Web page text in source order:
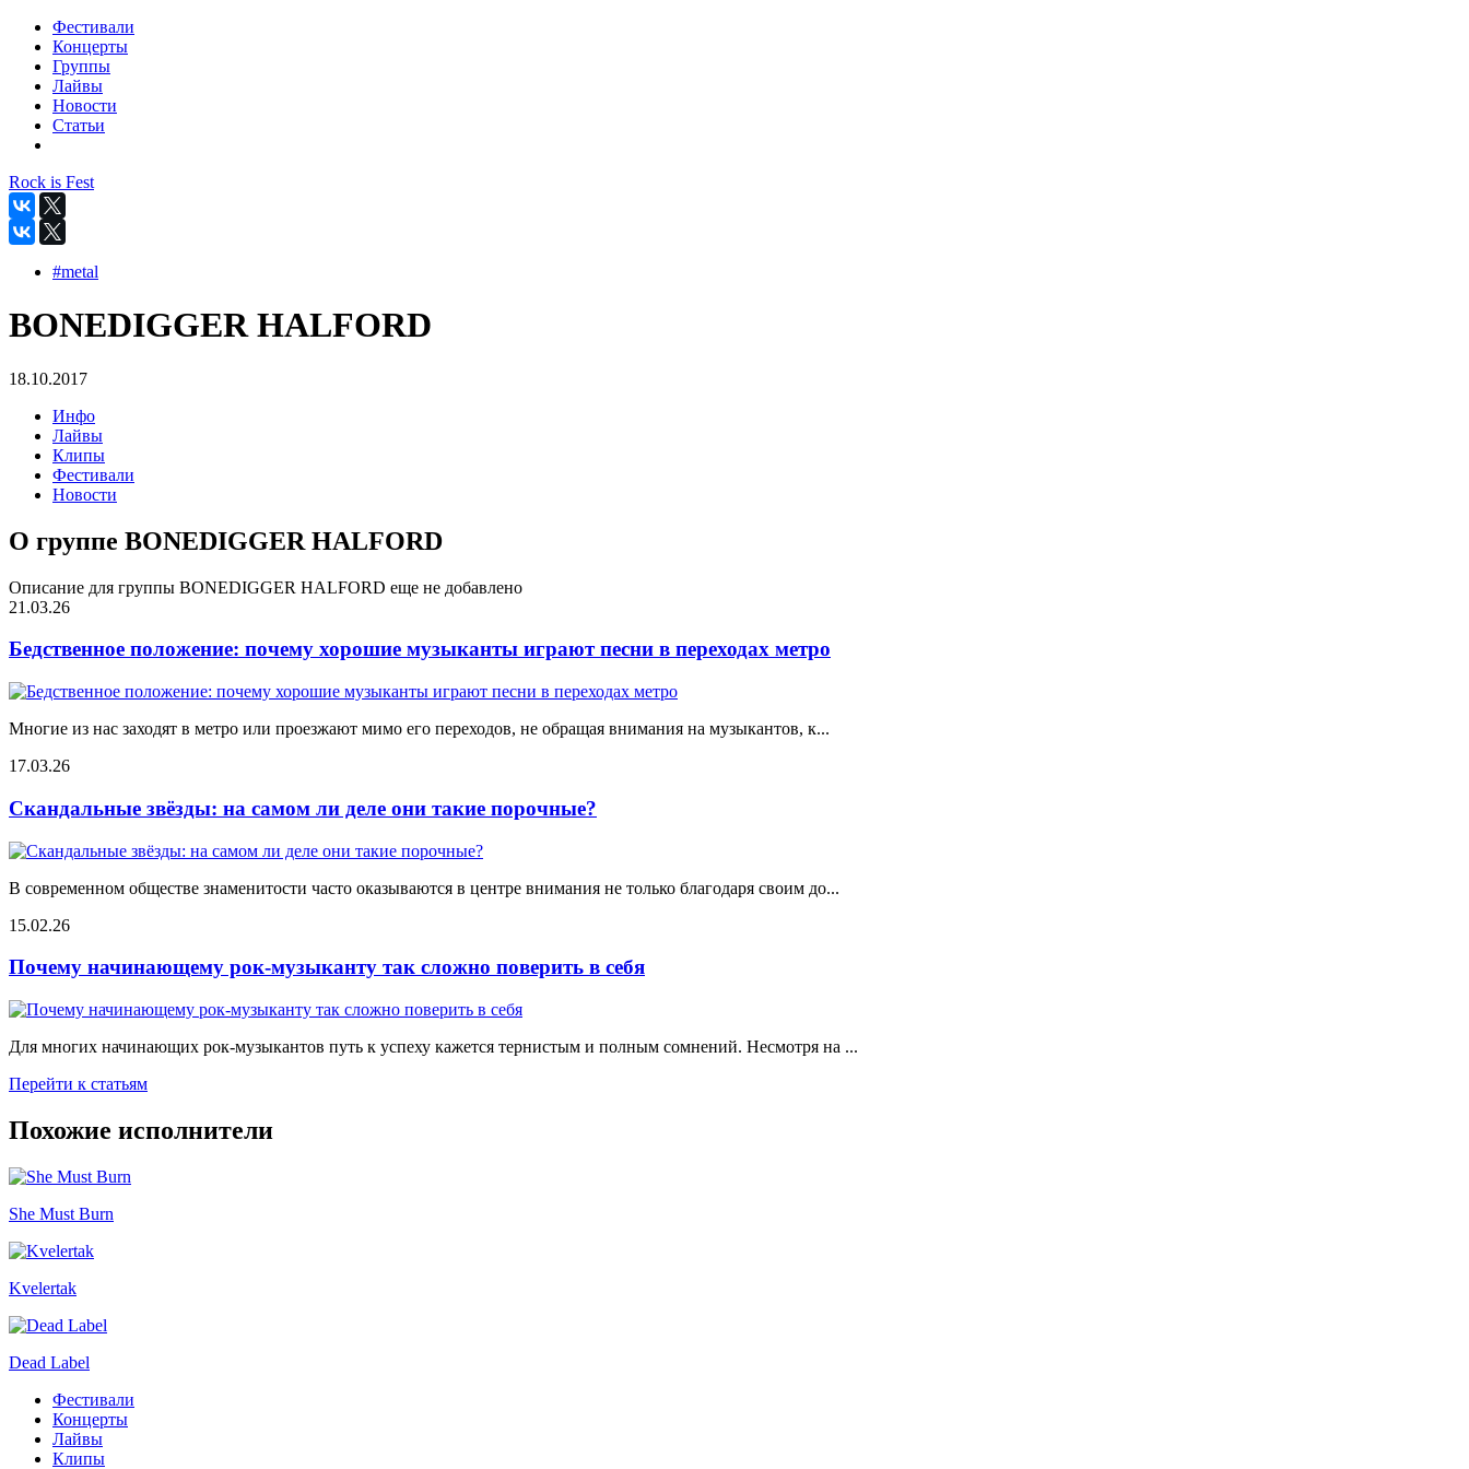
Фестивали
Концерты
Группы
Лайвы
Новости
Статьи
Rock is Fest
#metal
BONEDIGGER HALFORD
18.10.2017
Инфо
Лайвы
Клипы
Фестивали
Новости
О группе BONEDIGGER HALFORD
Описание для группы BONEDIGGER HALFORD еще не добавлено
21.03.26
Бедственное положение: почему хорошие музыканты играют песни в переходах метро
Многие из нас заходят в метро или проезжают мимо его переходов, не обращая внимания на музыкантов, к...
17.03.26
Скандальные звёзды: на самом ли деле они такие порочные?
В современном обществе знаменитости часто оказываются в центре внимания не только благодаря своим до...
15.02.26
Почему начинающему рок-музыканту так сложно поверить в себя
Для многих начинающих рок-музыкантов путь к успеху кажется тернистым и полным сомнений. Несмотря на ...
Перейти к статьям
Похожие исполнители
She Must Burn
Kvelertak
Dead Label
Фестивали
Концерты
Лайвы
Клипы